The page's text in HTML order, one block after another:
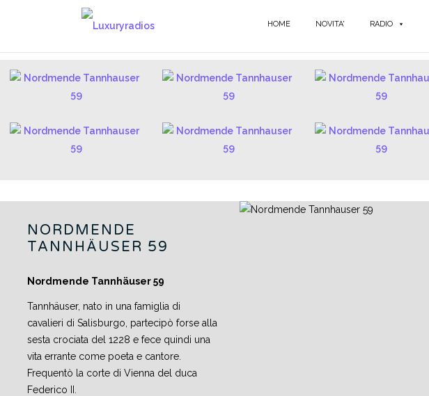
HOME NOVITA' RADIO
GERMAN RADIOS - IT
NORDMENDE
TANNHÄUSER 59
Nordmende Tannhäuser 59
Tannhäuser, nato in una famiglia di
cavalieri di Salisburgo, partecipò forse alla
sesta crociata del 1228 e fece quindi una
vita errante come poeta e cantore.
Frequentò la corte di Vienna del duca
Federico II.